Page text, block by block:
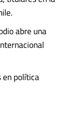
abre una
en política